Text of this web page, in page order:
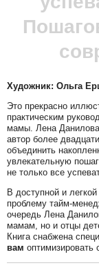
Художник: Ольга
Это прекрасно
практическим
мамы. Лена Данилова
автор более
объединить
увлекательную
не только все
В доступной и
проблему тайм-
очередь Лена
мамам, но и отцы
Книга снабжена
вам оптимизировать